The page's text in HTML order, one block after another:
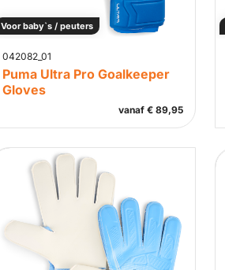
Voor baby`s / peuters
042082_01
Puma Ultra Pro Goalkeeper
Gloves
vanaf € 89,95